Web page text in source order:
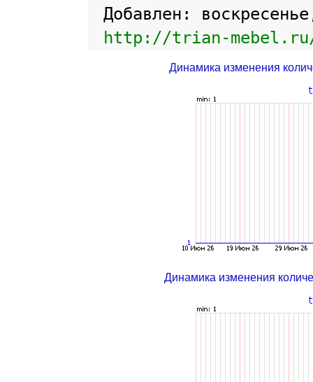
Добавлен:
http://trian-
Динамика изменения
Динамика изменения